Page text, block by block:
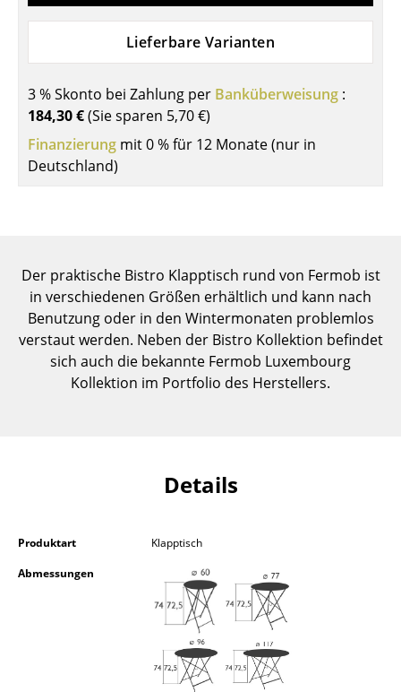
Konferenztische
Kindertische
Gartentische
Servierwagen
Aufbewahren
Regale & Schränke
Bücherregale
Barmöbel
Garderoben
Kleinaufbewahrung
... alle Aufbewahrungsmöbel
Lieferbare Varianten
3 % Skonto bei Zahlung per Banküberweisung :
184,30 €(Sie sparen 5,70 €)
Finanzierung mit 0 % für 12 Monate (nur in
Deutschland)
Der praktische Bistro Klapptisch rund von Fermob ist
in verschiedenen Größen erhältlich und kann nach
Benutzung oder in den Wintermonaten problemlos
verstaut werden. Neben der Bistro Kollektion befindet
sich auch die bekannte Fermob Luxembourg
Kollektion im Portfolio des Herstellers.
Details
Produktart
Klapptisch
Abmessungen